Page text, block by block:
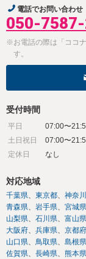
電話でお問い合わせ
050-
※お電話の際は「ココ
す。
受付時間
平日
07:00〜
土日祝日
07:00〜
定休日
なし
対応地域
千葉県 東京都 神奈
青森県
岩手県 宮城県
山梨県
石川県 富山県
大阪府
兵庫県 京都府
山口県
鳥取県 島根県
佐賀県
長崎県 熊本県